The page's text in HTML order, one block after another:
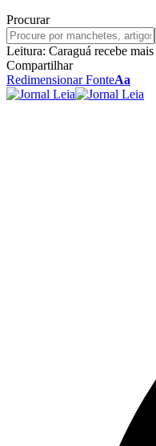
Procurar
Leitura: Caraguá recebe
Compartilhar
Redimensionar FonteAa